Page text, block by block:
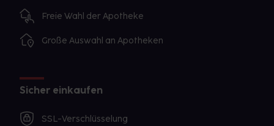
Freie Wahl der Apotheke
Große Auswahl an Apotheken
Sicher einkaufen
SSL-Verschlüsselung